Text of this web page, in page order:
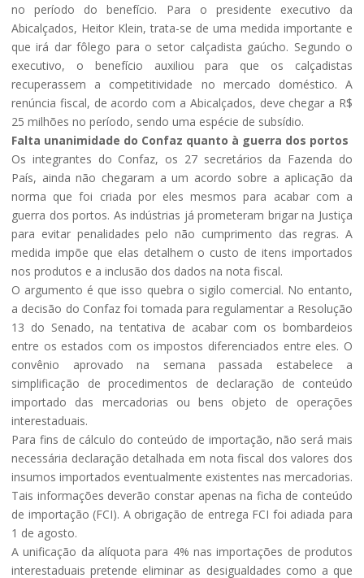
no período do benefício. Para o presidente executivo da
Abicalçados, Heitor Klein, trata-se de uma medida importante e
que irá dar fôlego para o setor calçadista gaúcho. Segundo o
executivo, o benefício auxiliou para que os calçadistas
recuperassem a competitividade no mercado doméstico. A
renúncia fiscal, de acordo com a Abicalçados, deve chegar a R$
25 milhões no período, sendo uma espécie de subsídio.
Falta unanimidade do Confaz quanto à guerra dos portos
Os integrantes do Confaz, os 27 secretários da Fazenda do
País, ainda não chegaram a um acordo sobre a aplicação da
norma que foi criada por eles mesmos para acabar com a
guerra dos portos. As indústrias já prometeram brigar na Justiça
para evitar penalidades pelo não cumprimento das regras. A
medida impõe que elas detalhem o custo de itens importados
nos produtos e a inclusão dos dados na nota fiscal.
O argumento é que isso quebra o sigilo comercial. No entanto,
a decisão do Confaz foi tomada para regulamentar a Resolução
13 do Senado, na tentativa de acabar com os bombardeios
entre os estados com os impostos diferenciados entre eles. O
convênio aprovado na semana passada estabelece a
simplificação de procedimentos de declaração de conteúdo
importado das mercadorias ou bens objeto de operações
interestaduais.
Para fins de cálculo do conteúdo de importação, não será mais
necessária declaração detalhada em nota fiscal dos valores dos
insumos importados eventualmente existentes nas mercadorias.
Tais informações deverão constar apenas na ficha de conteúdo
de importação (FCI). A obrigação de entrega FCI foi adiada para
1 de agosto.
A unificação da alíquota para 4% nas importações de produtos
interestaduais pretende eliminar as desigualdades como a que